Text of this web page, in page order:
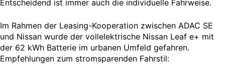
Entscheidend ist immer auch die individuelle Fahrweise.
Im Rahmen der Leasing-Kooperation zwischen ADAC SE
und Nissan wurde der vollelektrische Nissan Leaf e+ mit
der 62 kWh Batterie im urbanen Umfeld gefahren.
Empfehlungen zum stromsparenden Fahrstil: